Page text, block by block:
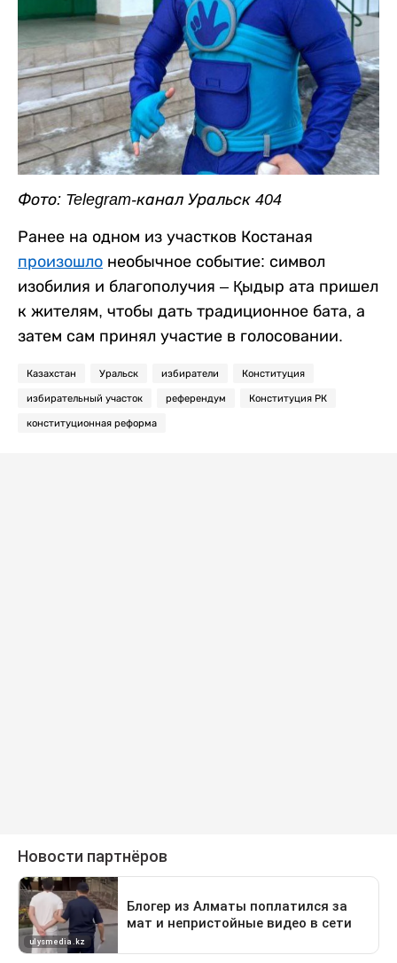
Фото: Telegram-канал Уральск 404
Ранее на одном из участков Костаная
произошло необычное событие: символ
изобилия и благополучия – Қыдыр ата пришел
к жителям, чтобы дать традиционное бата, а
затем сам принял участие в голосовании.
Казахстан Уральск избиратели Конституция
избирательный участок референдум Конституция РК
конституционная реформа